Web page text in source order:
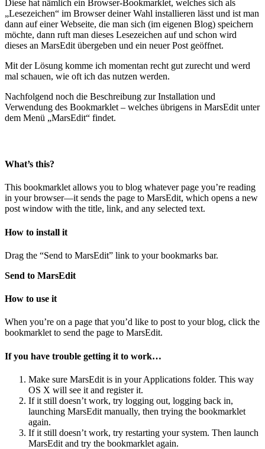
Diese hat nämlich ein Browser-Bookmarklet, welches sich als
„Lesezeichen“ im Browser deiner Wahl installieren lässt und ist man
dann auf einer Webseite, die man sich (im eigenen Blog) speichern
möchte, dann ruft man dieses Lesezeichen auf und schon wird
dieses an MarsEdit übergeben und ein neuer Post geöffnet.
Mit der Lösung komme ich momentan recht gut zurecht und werd
mal schauen, wie oft ich das nutzen werden.
Nachfolgend noch die Beschreibung zur Installation und
Verwendung des Bookmarklet – welches übrigens in MarsEdit unter
dem Menü „MarsEdit“ findet.
What’s this?
This bookmarklet allows you to blog whatever page you’re reading
in your browser—it sends the page to MarsEdit, which opens a new
post window with the title, link, and any selected text.
How to install it
Drag the “Send to MarsEdit” link to your bookmarks bar.
Send to MarsEdit
How to use it
When you’re on a page that you’d like to post to your blog, click the
bookmarklet to send the page to MarsEdit.
If you have trouble getting it to work…
Make sure MarsEdit is in your Applications folder. This way
OS X will see it and register it.
If it still doesn’t work, try logging out, logging back in,
launching MarsEdit manually, then trying the bookmarklet
again.
If it still doesn’t work, try restarting your system. Then launch
MarsEdit and try the bookmarklet again.